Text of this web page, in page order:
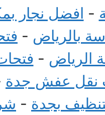
- افضل نجار
بالرياض -
الرياض -
نقل عفش جدة
بجدة -